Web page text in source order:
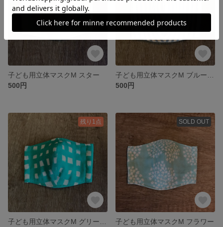
子ども用立体マスクM スター
500円
500円
残り1点 SOLD OUT
子ども用立体マスクM フラワー